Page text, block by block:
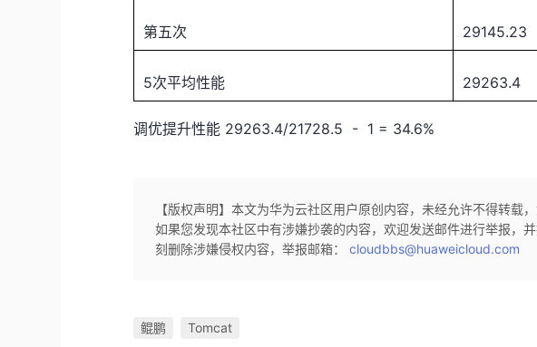
第五次 29145.23
5次平均性能 29263.4
调优提升性能 29263.4/21728.5 - 1 = 34.6%
【版权声明】本文为华为云社区用户原创内容，未经允许不得转载
如果您发现本社区中有涉嫌抄袭的内容，欢迎发送邮件进行举报，
刻删除涉嫌侵权内容，举报邮箱：cloudbbs@huaweicloud.com
鲲鹏 Tomcat